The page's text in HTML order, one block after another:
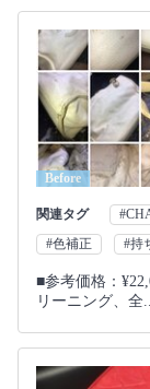
Before
関連タグ
#色補正
#持
■参考価格：
リーニング、全